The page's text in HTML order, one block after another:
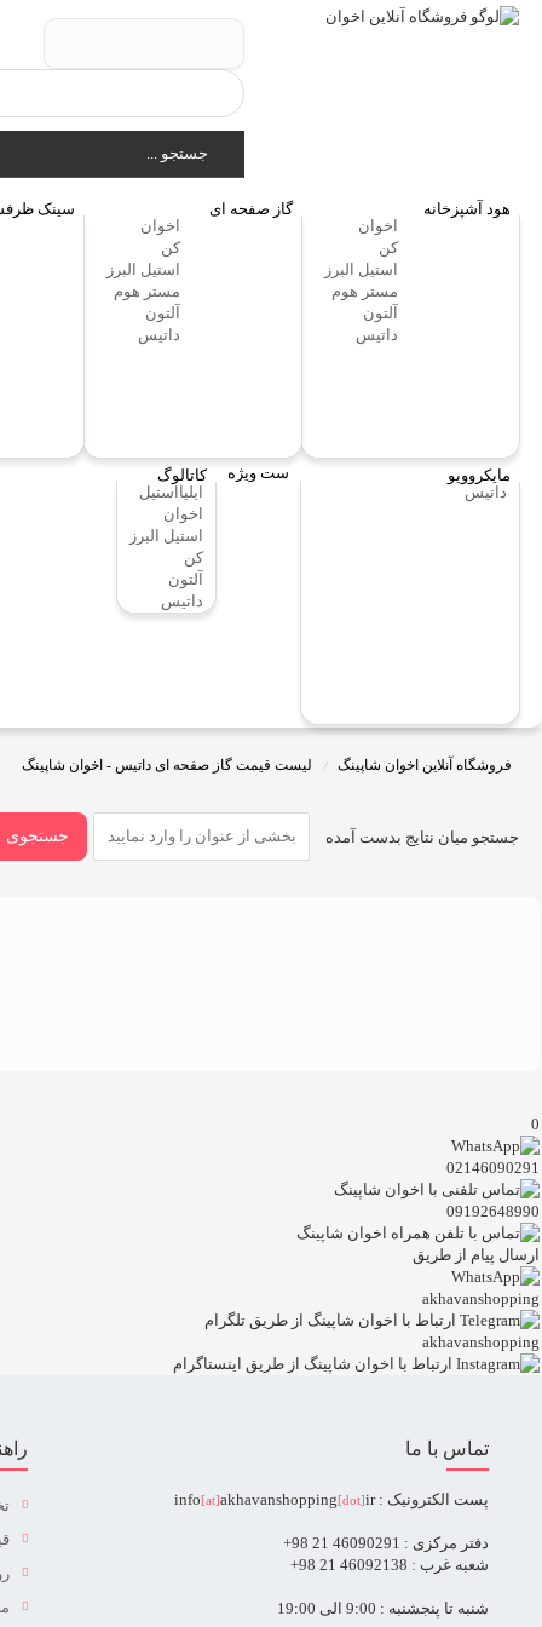
جستجو ...
هود آشپزخانه
اخوان
کن
استیل البرز
مستر هوم
آلتون
داتیس
گاز صفحه ای
اخوان
کن
استیل البرز
مستر هوم
آلتون
داتیس
سینک
مایکروویو
داتیس
ست ویژه
کاتالوگ
ایلیااستیل
اخوان
استیل البرز
کن
آلتون
داتیس
فروشگاه آنلاین اخوان شاپینگ لیست قیمت گاز صفحه ای داتیس - اخوان شاپینگ
جستجو میان نتایج بدست آمده جستجوی
0
02146090291
09192648990
ارسال پیام از طریق
akhavanshopping
akhavanshopping
تماس با ما
پست الکترونیک : info [at]akhavanshopping[dot]ir
دفتر مرکزی : 46090291 21 98+
شعبه غرب : 46092138 21 98+
شنبه تا پنجشنبه : 9:00 الی 19:00